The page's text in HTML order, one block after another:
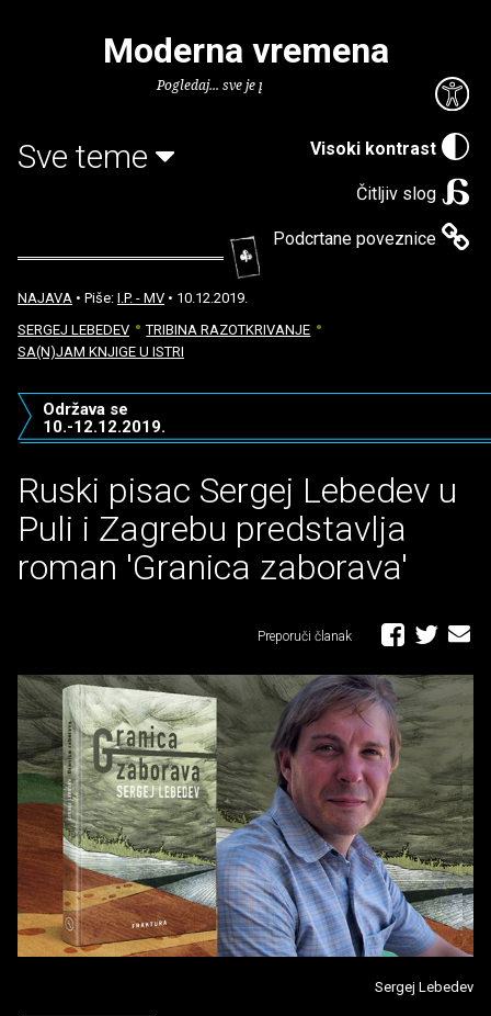
Visoki kontrast
Čitljiv slog
Podcrtane poveznice
Moderna vremena
Pogledaj... sve je puno knjiga.
Sve teme
NAJAVA • Piše: I.P. - MV • 10.12.2019.
SERGEJ LEBEDEV
TRIBINA RAZOTKRIVANJE
SA(N)JAM KNJIGE U ISTRI
Ruski pisac Sergej Lebedev u
Puli i Zagrebu predstavlja
roman 'Granica zaborava'
Održava se
10.-12.12.2019.
Preporuči članak
Sergej Lebedev